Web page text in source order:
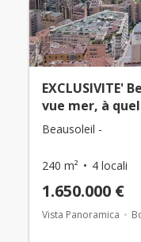
EXCLUSIVITE'
vue mer, à
Beausoleil -
240 m² 4 locali
1.650.000 €
Vista Panoramica